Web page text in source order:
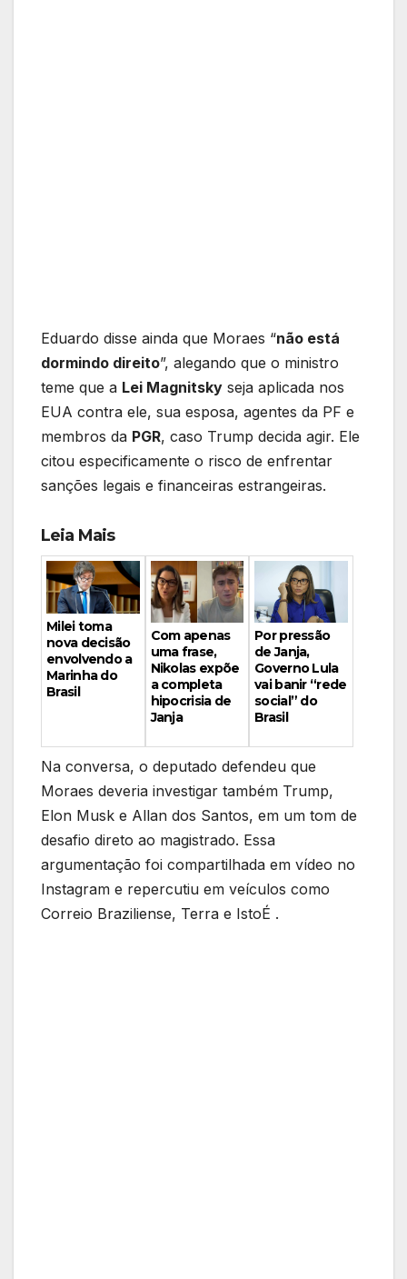
Eduardo disse ainda que Moraes “não está
dormindo direito”, alegando que o ministro
teme que a Lei Magnitsky seja aplicada nos
EUA contra ele, sua esposa, agentes da PF e
membros da PGR, caso Trump decida agir. Ele
citou especificamente o risco de enfrentar
sanções legais e financeiras estrangeiras.
Leia Mais
Milei toma
nova decisão
envolvendo a
Marinha do
Brasil
Com apenas
uma frase,
Nikolas expõe
a completa
hipocrisia de
Janja
Por pressão
de Janja,
Governo Lula
vai banir “rede
social” do
Brasil
Na conversa, o deputado defendeu que
Moraes deveria investigar também Trump,
Elon Musk e Allan dos Santos, em um tom de
desafio direto ao magistrado. Essa
argumentação foi compartilhada em vídeo no
Instagram e repercutiu em veículos como
Correio Braziliense, Terra e IstoÉ .